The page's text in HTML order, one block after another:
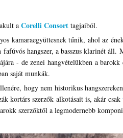
a Corelli Consort tagjaiból.
kamaraegyüttesnek tűnik, ahol az
hangszer, a basszus klarinét áll.
- de zenei hangvételükben a
saját munkák.
hogy nem historikus
kortárs szerzők alkotásait is, akár csak
szerzőktől a legmodernebb